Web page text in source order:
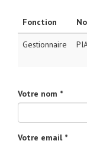
Fonction
Gestionnaire
Votre nom *
Votre email *